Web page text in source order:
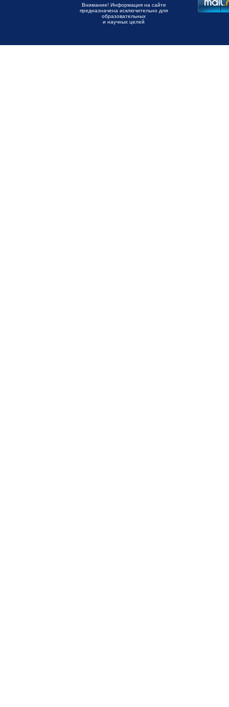
Внимание! Информация на сайте
предназначена исключительно для
образовательных
и научных целей